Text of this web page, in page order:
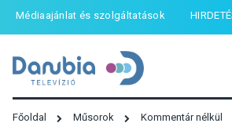
Médiaajánlat és szolgáltatások
Főoldal Műsorok Kommentár nélkül